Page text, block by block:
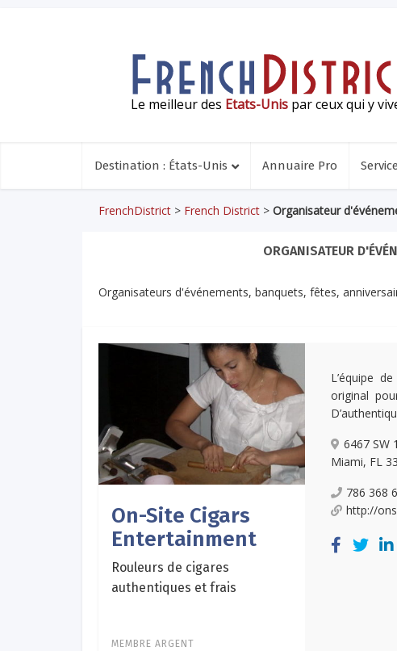
Le meilleur des Etats-Unis par ceux qui y
Destination : États-Unis Annuaire Pro
FrenchDistrict > French District > Organisateur
ORGANISATEUR
Organisateurs d'événements, banquets, fêtes,
On-Site Cigars
Entertainment
Rouleurs de cigares
authentiques et frais
MEMBRE ARGENT
L’équipe
original
6467 SW
Miami, FL
786 368
http://